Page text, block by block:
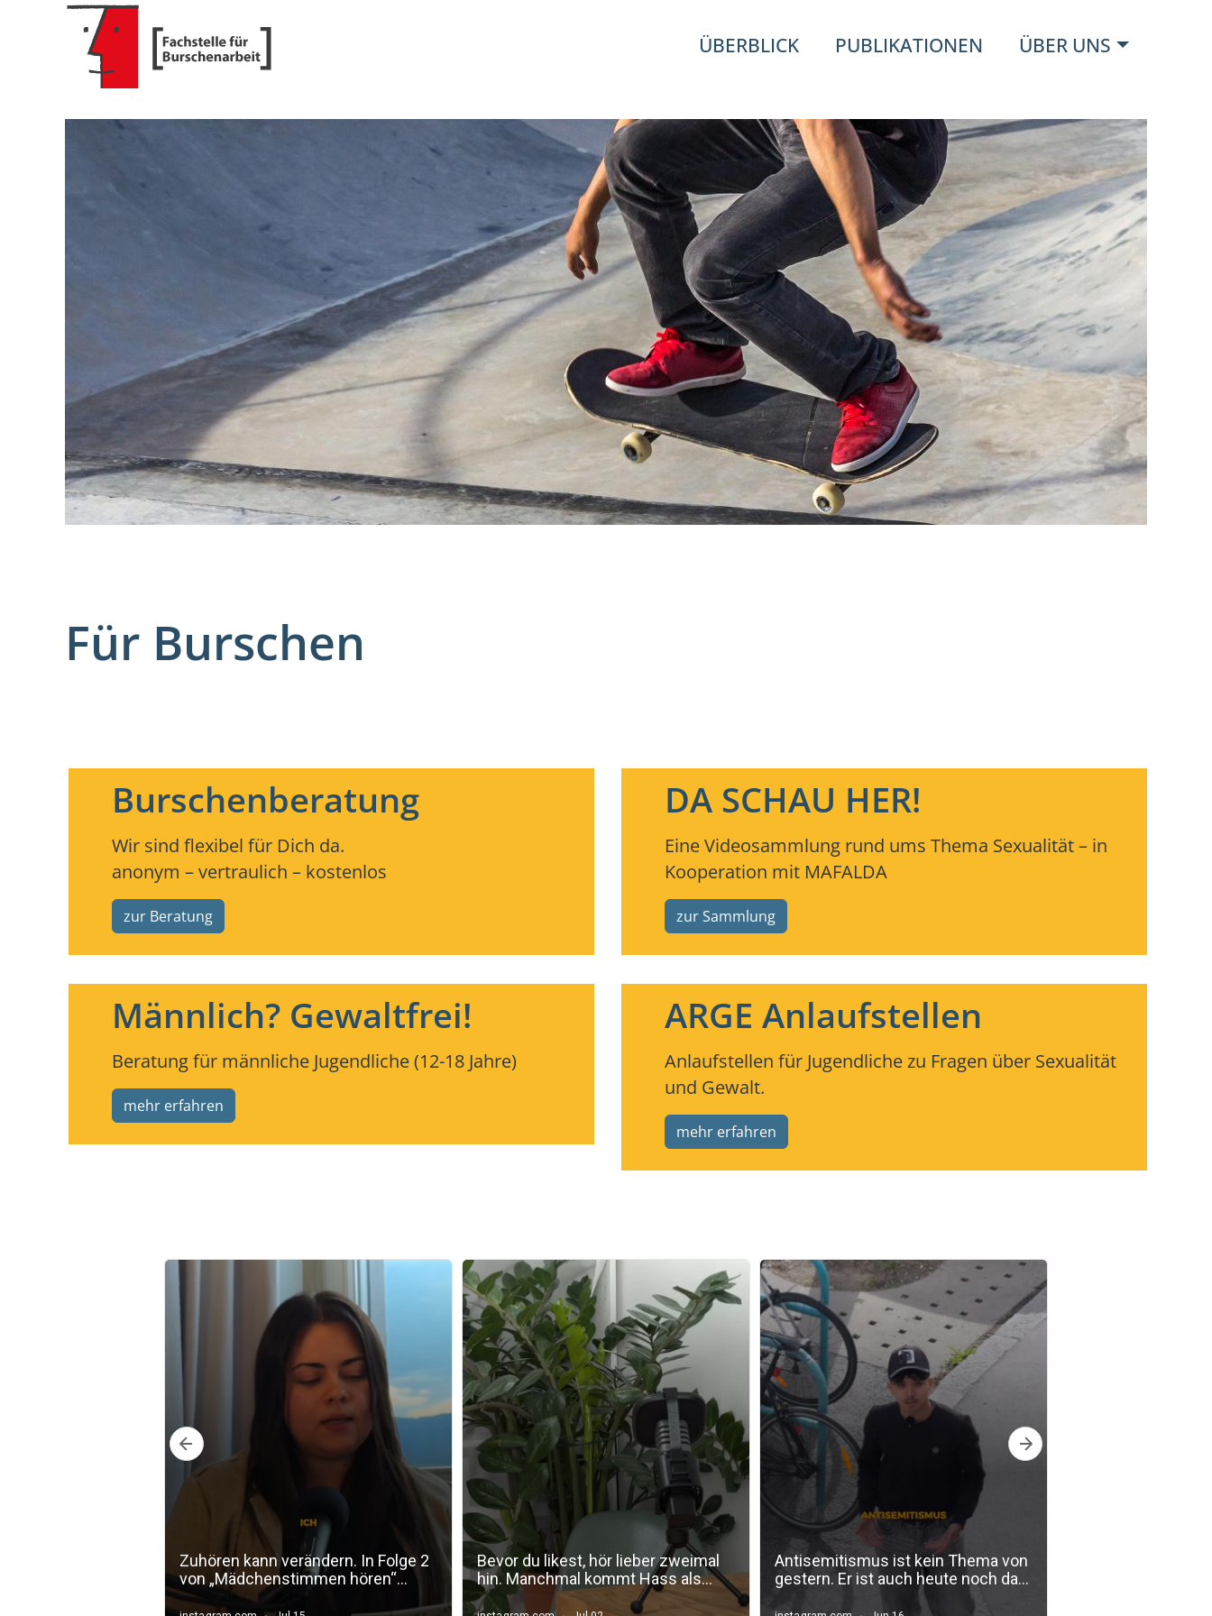
ÜBERBLICK PUBLIKATIONEN ÜBER UNS
Für Burschen
Burschenberatung
Wir sind flexibel für Dich da.
anonym – vertraulich – kostenlos
zur Beratung
Männlich? Gewaltfrei!
Beratung für männliche Jugendliche (12-18 Jahre)
mehr erfahren
DA SCHAU HER!
Eine Videosammlung rund ums Thema Sexualität– in
Kooperation mit MAFALDA
zur Sammlung
ARGE Anlaufstellen
Anlaufstellen für Jugendliche zu Fragen über Sexualität
und Gewalt.
mehr erfahren